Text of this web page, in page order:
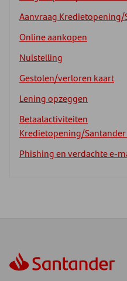
Aanvraag Kredietopening/
Online aankopen
Nulstelling
Gestolen/verloren kaart
Lening opzeggen
Betaalactiviteiten
Kredietopening/Santander
Phishing en verdachte e-